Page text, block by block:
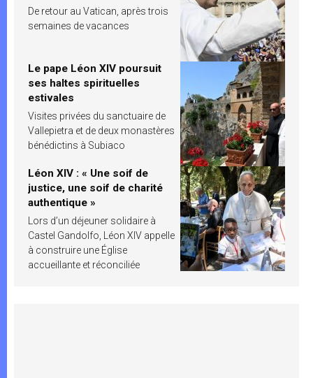
De retour au Vatican, après trois
semaines de vacances
Le pape Léon XIV poursuit
ses haltes spirituelles
estivales
Visites privées du sanctuaire de
Vallepietra et de deux monastères
bénédictins à Subiaco
Léon XIV : « Une soif de
justice, une soif de charité
authentique »
Lors d’un déjeuner solidaire à
Castel Gandolfo, Léon XIV appelle
à construire une Église
accueillante et réconciliée